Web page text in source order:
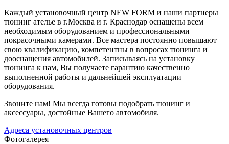
Каждый установочный центр NEW FORM и наши партнеры
тюнинг ателье в г.Москва и г. Краснодар оснащены всем
необходимым оборудованием и профессиональными
покрасочными камерами. Все мастера постоянно повышают
свою квалификацию, компетентны в вопросах тюнинга и
дооснащения автомобилей. Записываясь на установку
тюнинга к нам, Вы получаете гарантию качественно
выполненной работы и дальнейшей эксплуатации
оборудования.
Звоните нам! Мы всегда готовы подобрать тюнинг и
аксессуары, достойные Вашего автомобиля.
Адреса установочных центров
Фотогалерея